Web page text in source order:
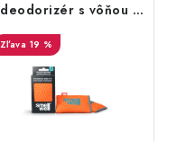
deodorizér s vôňou -
Geometric Orange
19 %